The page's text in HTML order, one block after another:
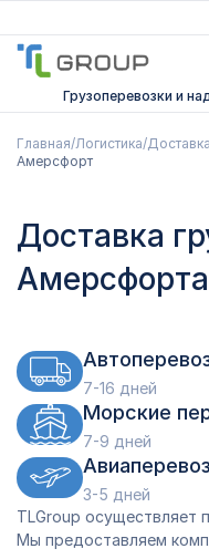
Грузоперевозки и
Главная/Логистика/
Амерсфорт
Доставка
7-16 дней
Морские
7-9 дней
3-5 дней
TLGroup осуществляет
Мы предоставляем